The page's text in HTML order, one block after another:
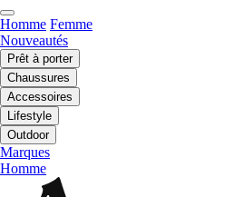
Homme Femme
Nouveautés
Prêt à porter
Chaussures
Accessoires
Lifestyle
Outdoor
Marques
Homme